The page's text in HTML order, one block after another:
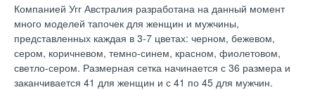
Компанией Угг Австралия разработана на данный момент
много моделей тапочек для женщин и мужчины,
представленных каждая в 3-7 цветах: черном, бежевом,
сером, коричневом, темно-синем, красном, фиолетовом,
светло-сером. Размерная сетка начинается с 36 размера и
заканчивается 41 для женщин и с 41 по 45 для мужчин.